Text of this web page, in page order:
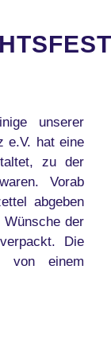
unserer
e.V. hat eine
zu der
Vorab
abgeben
Wünsche der
Die
von einem